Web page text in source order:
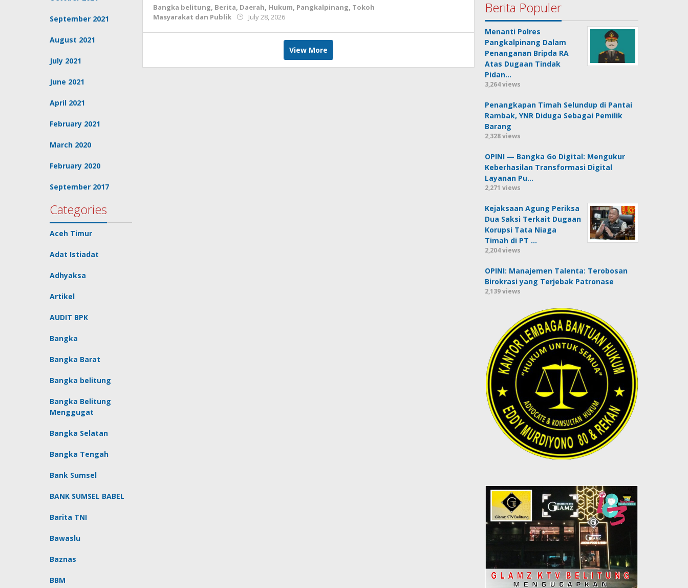
September 2021
August 2021
July 2021
June 2021
April 2021
February 2021
March 2020
February 2020
September 2017
Categories
Aceh Timur
Adat Istiadat
Adhyaksa
Artikel
AUDIT BPK
Bangka
Bangka Barat
Bangka belitung
Bangka Belitung
Menggugat
Bangka Selatan
Bangka Tengah
Bank Sumsel
BANK SUMSEL BABEL
Barita TNI
Bawaslu
Baznas
BBM
Bangka belitung, Berita, Daerah, Hukum, Pangkalpinang, Tokoh
Masyarakat dan Publik
July 28, 2026
View More
Berita Populer
Menanti Polres
Pangkalpinang Dalam
Penanganan Bripda RA
Atas Dugaan Tindak
Pidan…
3,264 views
Penangkapan Timah Selundup di Pantai
Rambak, YNR Diduga Sebagai Pemilik
Barang
2,328 views
OPINI — Bangka Go Digital: Mengukur
Keberhasilan Transformasi Digital
Layanan Pu…
2,271 views
Kejaksaan Agung Periksa
Dua Saksi Terkait Dugaan
Korupsi Tata Niaga
Timah di PT …
2,204 views
OPINI: Manajemen Talenta: Terobosan
Birokrasi yang Terjebak Patronase
2,139 views